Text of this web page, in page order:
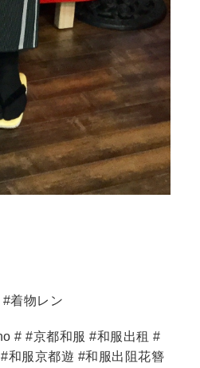
着物レン
# #京都和服 #和服出租 #
和服京都遊 #和服出阻花簪